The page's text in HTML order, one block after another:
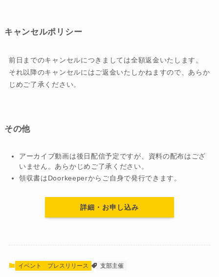
キャンセルポリシー
前日までのキャンセルにつきましては全額返金いたします。
それ以降のキャンセルにはご返金いたしかねますので、あらか
じめご了承ください。
その他
アーカイブ動画は後日配信予定ですが、資料の配布はござ
いません。あらかじめご了承ください。
領収書はDoorkeeperからご自身で発行できます。
詳細・お申し込み
イベント プレスリリース 支部主催